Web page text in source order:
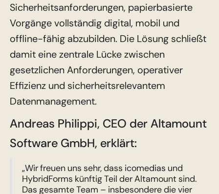
Sicherheitsanforderungen, papierbasierte
Vorgänge vollständig digital, mobil und
offline-fähig abzubilden. Die Lösung schließt
damit eine zentrale Lücke zwischen
gesetzlichen Anforderungen, operativer
Effizienz und sicherheitsrelevantem
Datenmanagement.
Andreas Philippi, CEO der Altamount
Software GmbH, erklärt:
„Wir freuen uns sehr, dass icomedias und
HybridForms künftig Teil der Altamount sind.
Das gesamte Team – insbesondere die vier